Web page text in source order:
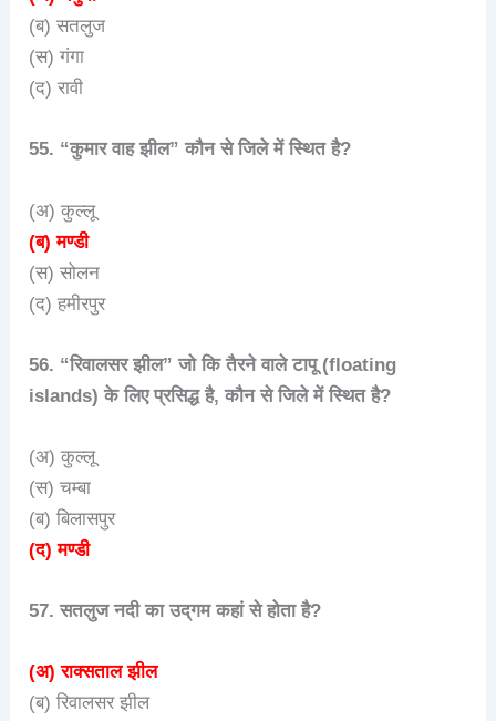
(ब) सतलुज
(स) गंगा
(द) रावी
55. “कुमार वाह झील” कौन से जिले में स्थित है?
(अ) कुल्लू
(ब) मण्डी
(स) सोलन
(द) हमीरपुर
56. “रिवालसर झील” जो कि तैरने वाले टापू (floating
islands) के लिए प्रसिद्ध है, कौन से जिले में स्थित है?
(अ) कुल्लू
(स) चम्बा
(ब) बिलासपुर
(द) मण्डी
57. सतलुज नदी का उद्‌गम कहां से होता है?
(अ) राक्सताल झील
(ब) रिवालसर झील